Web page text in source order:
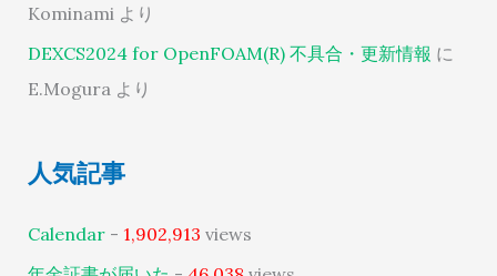
Kominami より
DEXCS2024 for OpenFOAM(R) 不具合・更新情報 に
E.Mogura より
人気記事
Calendar- 1,902,913 views